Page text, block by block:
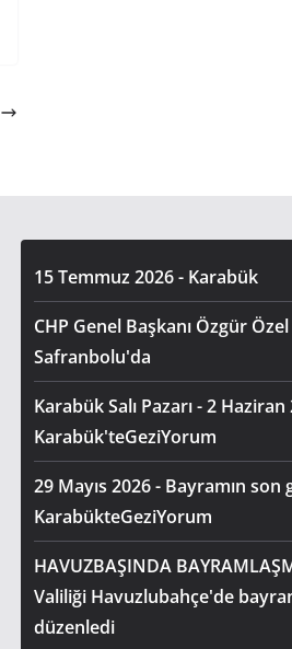
15 Temmuz 2026 - Karabük
CHP Genel Başkanı Özgür Özel
Safranbolu'da
Karabük Salı Pazarı - 2 Haziran
Karabük'teGeziYorum
29 Mayıs 2026 - Bayramın son
KarabükteGeziYorum
HAVUZBAŞINDA
Valiliği Havuzlubahçe'de
düzenledi